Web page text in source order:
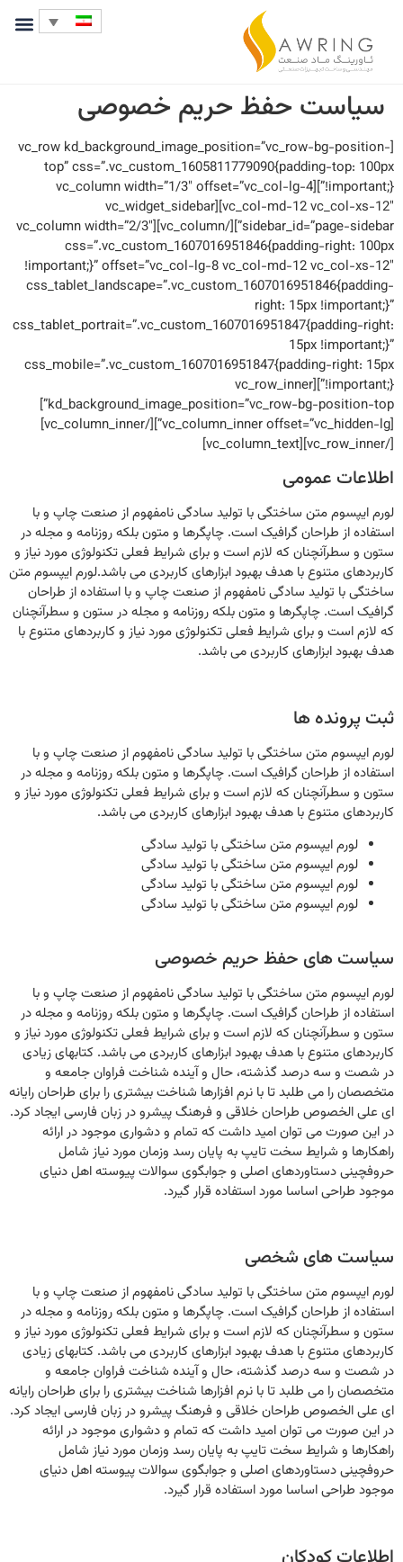
سیاست حفظ حریم خصوصی
[vc_row kd_background_image_position=”vc_row-bg-position-
top” css=”.vc_custom_1605811779090{padding-top: 100px
!important;}”][vc_column width=”1/3″ offset=”vc_col-lg-4
vc_col-md-12 vc_col-xs-12″][vc_widget_sidebar
sidebar_id=”page-sidebar”][/vc_column][vc_column width=”2/3″
css=”.vc_custom_1607016951846{padding-right: 100px
!important;}” offset=”vc_col-lg-8 vc_col-md-12 vc_col-xs-12″
css_tablet_landscape=”.vc_custom_1607016951846{padding-
right: 15px !important;}”
css_tablet_portrait=”.vc_custom_1607016951847{padding-right:
15px !important;}”
css_mobile=”.vc_custom_1607016951847{padding-right: 15px
!important;}”][vc_row_inner
kd_background_image_position=”vc_row-bg-position-top”]
[vc_column_inner offset=”vc_hidden-lg”][/vc_column_inner]
[/vc_row_inner][vc_column_text]
اطلاعات عمومی
لورم ایپسوم متن ساختگی با تولید سادگی نامفهوم از صنعت چاپ و با
استفاده از طراحان گرافیک است. چاپگرها و متون بلکه روزنامه و مجله در
ستون و سطرآنچنان که لازم است و برای شرایط فعلی تکنولوژی مورد نیاز و
کاربردهای متنوع با هدف بهبود ابزارهای کاربردی می باشد.لورم ایپسوم متن
ساختگی با تولید سادگی نامفهوم از صنعت چاپ و با استفاده از طراحان
گرافیک است. چاپگرها و متون بلکه روزنامه و مجله در ستون و سطرآنچنان
که لازم است و برای شرایط فعلی تکنولوژی مورد نیاز و کاربردهای متنوع با
هدف بهبود ابزارهای کاربردی می باشد.
ثبت پرونده ها
لورم ایپسوم متن ساختگی با تولید سادگی نامفهوم از صنعت چاپ و با
استفاده از طراحان گرافیک است. چاپگرها و متون بلکه روزنامه و مجله در
ستون و سطرآنچنان که لازم است و برای شرایط فعلی تکنولوژی مورد نیاز و
کاربردهای متنوع با هدف بهبود ابزارهای کاربردی می باشد.
لورم ایپسوم متن ساختگی با تولید سادگی
لورم ایپسوم متن ساختگی با تولید سادگی
لورم ایپسوم متن ساختگی با تولید سادگی
لورم ایپسوم متن ساختگی با تولید سادگی
سیاست های حفظ حریم خصوصی
لورم ایپسوم متن ساختگی با تولید سادگی نامفهوم از صنعت چاپ و با
استفاده از طراحان گرافیک است. چاپگرها و متون بلکه روزنامه و مجله در
ستون و سطرآنچنان که لازم است و برای شرایط فعلی تکنولوژی مورد نیاز و
کاربردهای متنوع با هدف بهبود ابزارهای کاربردی می باشد. کتابهای زیادی
در شصت و سه درصد گذشته، حال و آینده شناخت فراوان جامعه و
متخصصان را می طلبد تا با نرم افزارها شناخت بیشتری را برای طراحان رایانه
ای علی الخصوص طراحان خلاقی و فرهنگ پیشرو در زبان فارسی ایجاد کرد.
در این صورت می توان امید داشت که تمام و دشواری موجود در ارائه
راهکارها و شرایط سخت تایپ به پایان رسد وزمان مورد نیاز شامل
حروفچینی دستاوردهای اصلی و جوابگوی سوالات پیوسته اهل دنیای
موجود طراحی اساسا مورد استفاده قرار گیرد.
سیاست های شخصی
لورم ایپسوم متن ساختگی با تولید سادگی نامفهوم از صنعت چاپ و با
استفاده از طراحان گرافیک است. چاپگرها و متون بلکه روزنامه و مجله در
ستون و سطرآنچنان که لازم است و برای شرایط فعلی تکنولوژی مورد نیاز و
کاربردهای متنوع با هدف بهبود ابزارهای کاربردی می باشد. کتابهای زیادی
در شصت و سه درصد گذشته، حال و آینده شناخت فراوان جامعه و
متخصصان را می طلبد تا با نرم افزارها شناخت بیشتری را برای طراحان رایانه
ای علی الخصوص طراحان خلاقی و فرهنگ پیشرو در زبان فارسی ایجاد کرد.
در این صورت می توان امید داشت که تمام و دشواری موجود در ارائه
راهکارها و شرایط سخت تایپ به پایان رسد وزمان مورد نیاز شامل
حروفچینی دستاوردهای اصلی و جوابگوی سوالات پیوسته اهل دنیای
موجود طراحی اساسا مورد استفاده قرار گیرد.